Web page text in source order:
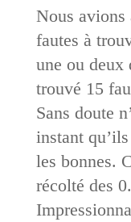
Nous avions
fautes à
une ou deux
trouvé 15
Sans doute
instant
les bonnes.
récolté des